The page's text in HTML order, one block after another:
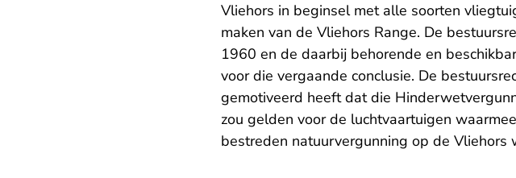
Vliehors in beginsel met alle soorten
maken van de Vliehors Range. De
1960 en de daarbij behorende en
voor die vergaande conclusie. De
gemotiveerd heeft dat die
zou gelden voor de luchtvaartuigen
bestreden natuurvergunning op de Vliehors